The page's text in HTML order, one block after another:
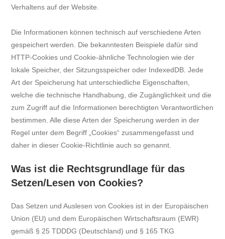
Verhaltens auf der Website.
Die Informationen können technisch auf verschiedene Arten
gespeichert werden. Die bekanntesten Beispiele dafür sind
HTTP-Cookies und Cookie-ähnliche Technologien wie der
lokale Speicher, der Sitzungsspeicher oder IndexedDB. Jede
Art der Speicherung hat unterschiedliche Eigenschaften,
welche die technische Handhabung, die Zugänglichkeit und die
zum Zugriff auf die Informationen berechtigten Verantwortlichen
bestimmen. Alle diese Arten der Speicherung werden in der
Regel unter dem Begriff „Cookies“ zusammengefasst und
daher in dieser Cookie-Richtlinie auch so genannt.
Was ist die Rechtsgrundlage für das
Setzen/Lesen von Cookies?
Das Setzen und Auslesen von Cookies ist in der Europäischen
Union (EU) und dem Europäischen Wirtschaftsraum (EWR)
gemäß § 25 TDDDG (Deutschland) und § 165 TKG